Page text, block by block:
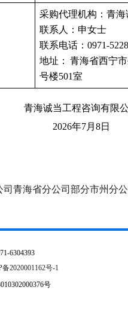
采购代理机构：青
联系人：申女士
联系电话：0971-
地址： 青海省西宁
号楼501室
青海诚当工程咨询有限
2026年7月8日
司青海省分公司部分市州分
6304393
备2020001162号-1
号